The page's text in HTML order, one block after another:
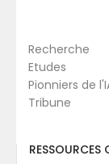
Recherche
Etudes
Pionniers de
Tribune
RESSOURCES